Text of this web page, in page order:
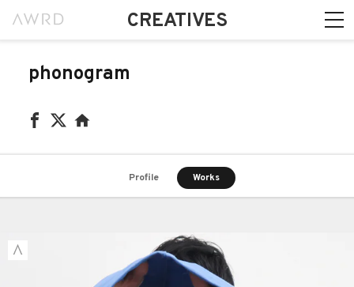
CREATIVES
phonogram
Profile Works